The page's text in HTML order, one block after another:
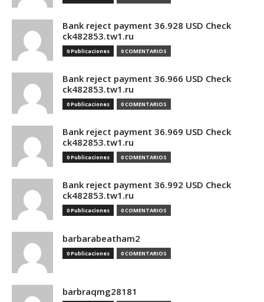
Bank reject payment 36.928 USD Check
ck482853.tw1.ru
0 Publicaciones 0 COMENTARIOS
Bank reject payment 36.966 USD Check
ck482853.tw1.ru
0 Publicaciones 0 COMENTARIOS
Bank reject payment 36.969 USD Check
ck482853.tw1.ru
0 Publicaciones 0 COMENTARIOS
Bank reject payment 36.992 USD Check
ck482853.tw1.ru
0 Publicaciones 0 COMENTARIOS
barbarabeatham2
0 Publicaciones 0 COMENTARIOS
barbraqmg28181